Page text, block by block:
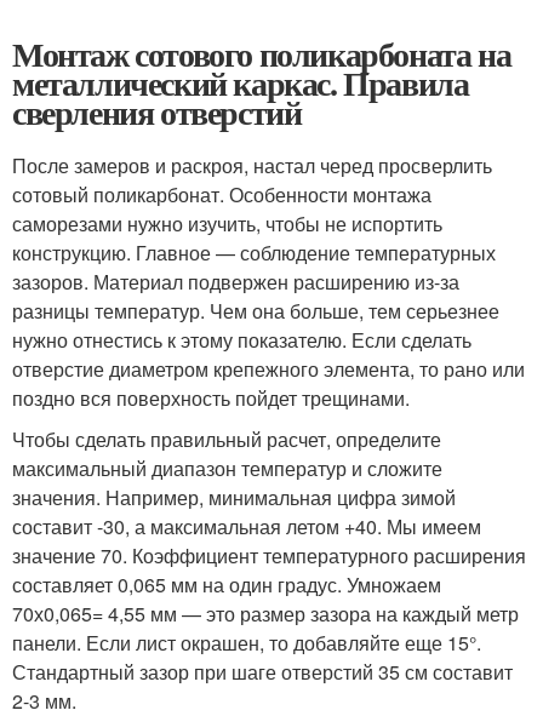
Монтаж сотового поликарбоната на
металлический каркас. Правила
сверления отверстий
После замеров и раскроя, настал черед просверлить
сотовый поликарбонат. Особенности монтажа
саморезами нужно изучить, чтобы не испортить
конструкцию. Главное — соблюдение температурных
зазоров. Материал подвержен расширению из-за
разницы температур. Чем она больше, тем серьезнее
нужно отнестись к этому показателю. Если сделать
отверстие диаметром крепежного элемента, то рано или
поздно вся поверхность пойдет трещинами.
Чтобы сделать правильный расчет, определите
максимальный диапазон температур и сложите
значения. Например, минимальная цифра зимой
составит -30, а максимальная летом +40. Мы имеем
значение 70. Коэффициент температурного расширения
составляет 0,065 мм на один градус. Умножаем
70х0,065= 4,55 мм — это размер зазора на каждый метр
панели. Если лист окрашен, то добавляйте еще 15°.
Стандартный зазор при шаге отверстий 35 см составит
2-3 мм.